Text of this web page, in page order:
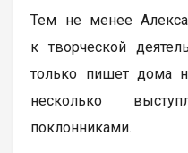
Тем не менее
к творческой
только пишет дома
несколько
поклонниками.